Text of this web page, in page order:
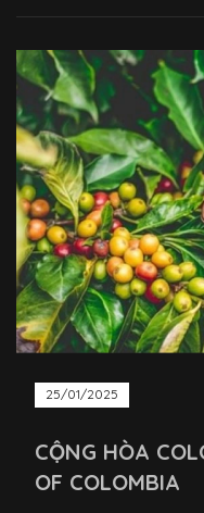
25/01/2025
CỘNG HÒA
OF COLOMBIA